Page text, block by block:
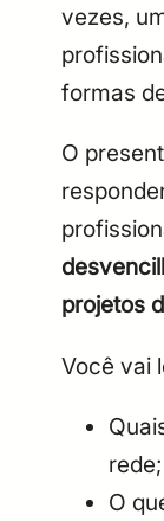
vezes,
formas
O
projetos
Você vai
rede;
O